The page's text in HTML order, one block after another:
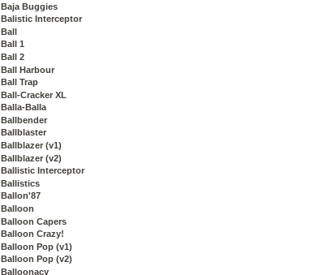
Baja Buggies
Balistic Interceptor
Ball
Ball 1
Ball 2
Ball Harbour
Ball Trap
Ball-Cracker XL
Balla-Balla
Ballbender
Ballblaster
Ballblazer (v1)
Ballblazer (v2)
Ballistic Interceptor
Ballistics
Ballon'87
Balloon
Balloon Capers
Balloon Crazy!
Balloon Pop (v1)
Balloon Pop (v2)
Balloonacy